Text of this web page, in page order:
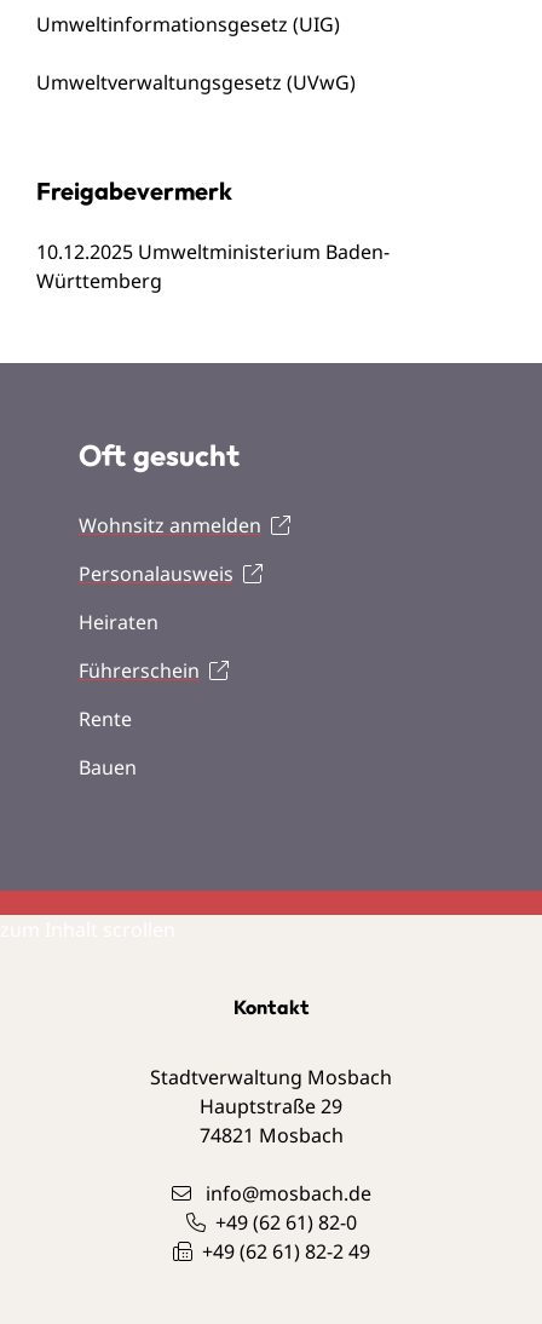
Umweltinformationsgesetz (UIG)
Umweltverwaltungsgesetz (UVwG)
Freigabevermerk
10.12.2025 Umweltministerium Baden-
Württemberg
Oft gesucht
Wohnsitz anmelden
Personalausweis
Heiraten
Führerschein
Rente
Bauen
Kontakt
Stadtverwaltung Mosbach
Hauptstraße 29
74821 Mosbach
info@mosbach.de
+49 (62 61) 82-0
+49 (62 61) 82-2 49